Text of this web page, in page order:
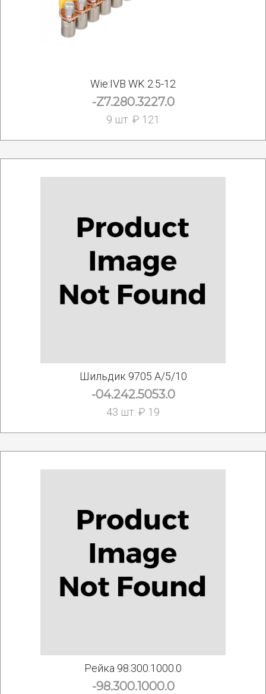
Wie:IVB WK 2.5-12
-Z7.280.3227.0
9 шт. ₽ 121
Шильдик 9705 A/5/10
-04.242.5053.0
43 шт. ₽ 19
Рейка 98.300.1000.0
-98.300.1000.0